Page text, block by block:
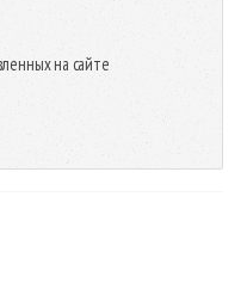
на сайте